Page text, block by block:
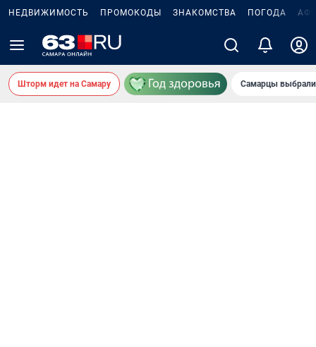
НЕДВИЖИМОСТЬ ПРОМОКОДЫ ЗНАКОМСТВА ПОГОДА
Шторм идет на Самару Самарцы